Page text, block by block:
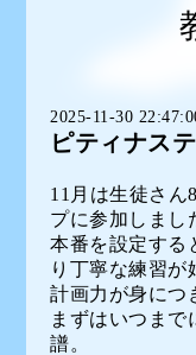
2025-11-30
ピティナス
11月は生徒さん
プに参加しまし
本番を設定する
り丁寧な練習が
計画力が身につ
まずはいつまで
譜。